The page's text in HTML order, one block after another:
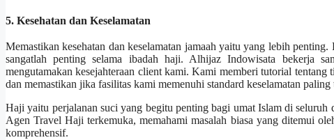
5. Kesehatan dan Keselamatan
Memastikan kesehatan dan keselamatan jamaah yaitu yang lebih
sangatlah penting selama ibadah haji. Alhijaz Indowisata bekerja
mengutamakan kesejahteraan client kami. Kami memberi tutorial
dan memastikan jika fasilitas kami memenuhi standard keselamatan paling
Haji yaitu perjalanan suci yang begitu penting bagi umat Islam di
Agen Travel Haji terkemuka, memahami masalah biasa yang ditemui
komprehensif.